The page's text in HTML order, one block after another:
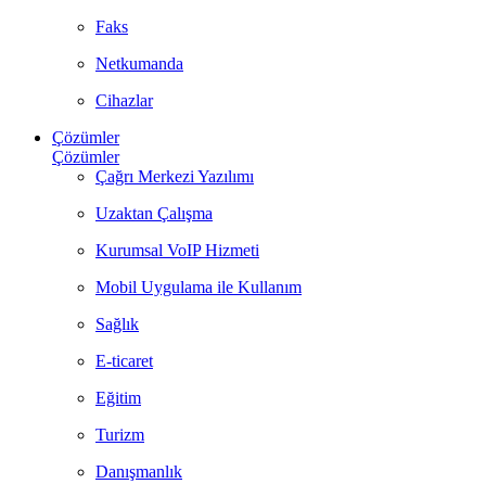
Faks
Netkumanda
Cihazlar
Çözümler
Çözümler
Çağrı Merkezi Yazılımı
Uzaktan Çalışma
Kurumsal VoIP Hizmeti
Mobil Uygulama ile Kullanım
Sağlık
E-ticaret
Eğitim
Turizm
Danışmanlık